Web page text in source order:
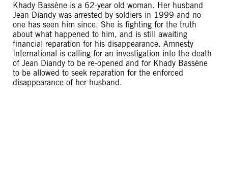
Khady Bassène is a 62-year old woman. Her husband
Jean Diandy was arrested by soldiers in 1999 and no
one has seen him since. She is fighting for the truth
about what happened to him, and is still awaiting
financial reparation for his disappearance. Amnesty
International is calling for an investigation into the death
of Jean Diandy to be re-opened and for Khady Bassène
to be allowed to seek reparation for the enforced
disappearance of her husband.